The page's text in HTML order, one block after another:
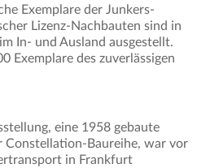
Exemplare der Junkers-
Lizenz-Nachbauten sind in
In- und Ausland ausgestellt.
Exemplare des zuverlässigen
eine 1958 gebaute
Constellation-Baureihe, war vor
in Frankfurt